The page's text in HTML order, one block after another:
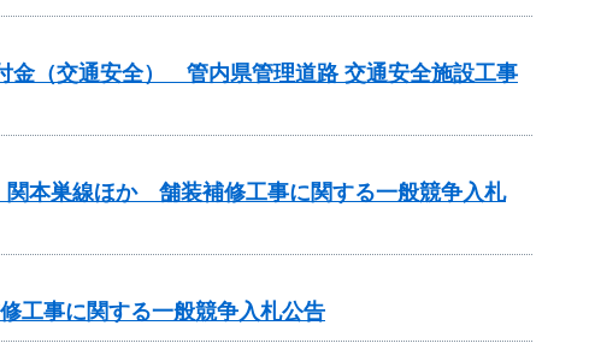
金（交通安全） 管内県管理道路 交通安全施設工事
本巣線ほか 舗装補修工事に関する一般競争入札
工事に関する一般競争入札公告